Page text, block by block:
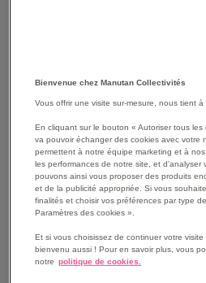
AJOUTER
AUX
FAVORIS
VOIR
Bienvenue chez Manutan Collectivités
Vous offrir une visite sur-mesure, nous tient
En cliquant sur le bouton « Autoriser tous
va pouvoir échanger des cookies avec votre
permettent à notre équipe marketing et à
les performances de notre site, et d'analyser
pouvons ainsi vous proposer des produits
et de la publicité appropriée. Si vous
finalités et choisir vos préférences par type
Paramètres des cookies ».
Et si vous choisissez de continuer votre
bienvenu aussi ! Pour en savoir plus, vous
notre politique de cookies.